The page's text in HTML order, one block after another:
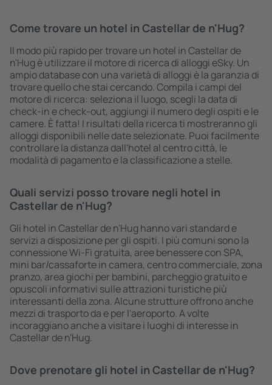
Come trovare un hotel in Castellar de n'Hug?
Il modo più rapido per trovare un hotel in Castellar de
n'Hug è utilizzare il motore di ricerca di alloggi eSky. Un
ampio database con una varietà di alloggi è la garanzia di
trovare quello che stai cercando. Compila i campi del
motore di ricerca: seleziona il luogo, scegli la data di
check-in e check-out, aggiungi il numero degli ospiti e le
camere. È fatta! I risultati della ricerca ti mostreranno gli
alloggi disponibili nelle date selezionate. Puoi facilmente
controllare la distanza dall'hotel al centro città, le
modalità di pagamento e la classificazione a stelle.
Quali servizi posso trovare negli hotel in
Castellar de n'Hug?
Gli hotel in Castellar de n'Hug hanno vari standard e
servizi a disposizione per gli ospiti. I più comuni sono la
connessione Wi-Fi gratuita, aree benessere con SPA,
mini bar/cassaforte in camera, centro commerciale, zona
pranzo, area giochi per bambini, parcheggio gratuito e
opuscoli informativi sulle attrazioni turistiche più
interessanti della zona. Alcune strutture offrono anche
mezzi di trasporto da e per l'aeroporto. A volte
incoraggiano anche a visitare i luoghi di interesse in
Castellar de n'Hug.
Dove prenotare gli hotel in Castellar de n'Hug?